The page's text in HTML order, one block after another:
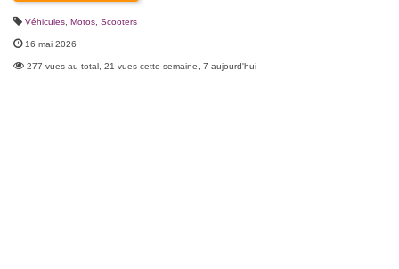
Véhicules Motos, Scooters
16 mai 2026
277 vues au total, 21 vues cette semaine, 7 aujourd'hui